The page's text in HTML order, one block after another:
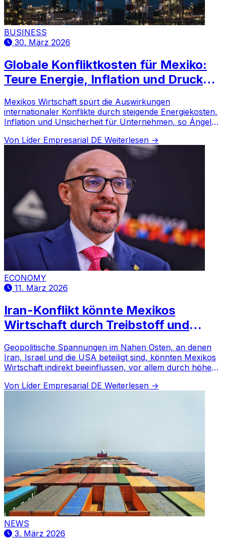
BUSINESS
30. März 2026
Globale Konfliktkosten für Mexiko:
Teure Energie, Inflation und Druck
Mexikos Wirtschaft spürt die Auswirkungen
internationaler Konflikte durch steigende Energiekosten,
Inflation und Unsicherheit für Unternehmen, so Ángeles
Von Líder Empresarial DE Weiterlesen →
ECONOMY
11. März 2026
Iran-Konflikt könnte Mexikos
Wirtschaft durch Treibstoff und
Geopolitische Spannungen im Nahen Osten, an denen
Iran, Israel und die USA beteiligt sind, könnten Mexikos
Wirtschaft indirekt beeinflussen, vor allem durch höhere
Von Líder Empresarial DE Weiterlesen →
NEWS
3. März 2026